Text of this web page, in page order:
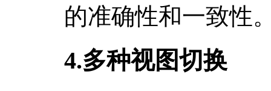
的准确性和一致性
4.多种视图切换